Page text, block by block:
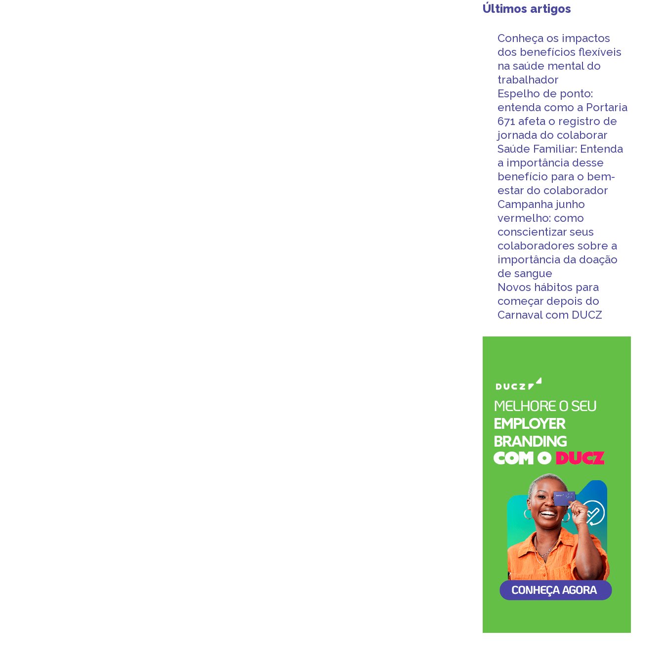
Últimos artigos
Conheça os impactos
dos benefícios flexíveis
na saúde mental do
trabalhador
Espelho de ponto:
entenda como a Portaria
671 afeta o registro de
jornada do colaborar
Saúde Familiar: Entenda
a importância desse
benefício para o bem-
estar do colaborador
Campanha junho
vermelho: como
conscientizar seus
colaboradores sobre a
importância da doação
de sangue
Novos hábitos para
começar depois do
Carnaval com DUCZ